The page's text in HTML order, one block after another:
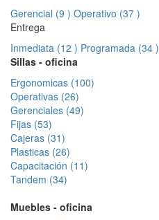
Gerencial (9 ) Operativo (37 )
Entrega
Inmediata (12 ) Programada (34 )
Sillas - oficina
Ergonomicas (100)
Operativas (26)
Gerenciales (49)
Fijas (53)
Cajeras (31)
Plasticas (26)
Capacitación (11)
Tandem (34)
Muebles - oficina